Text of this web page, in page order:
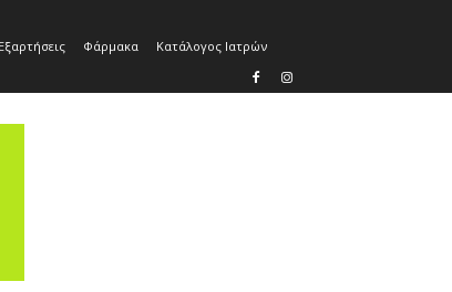
Εξαρτήσεις Φάρμακα Κατάλογος Ιατρών